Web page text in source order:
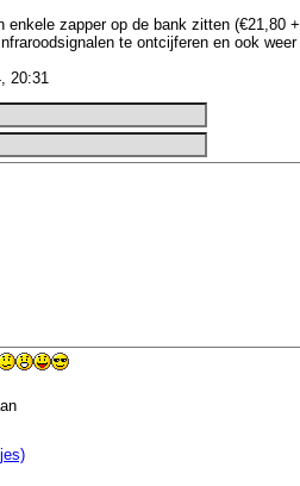
enkele zapper op de bank zitten (€21,80 +
te ontcijferen en ook weer
20:31